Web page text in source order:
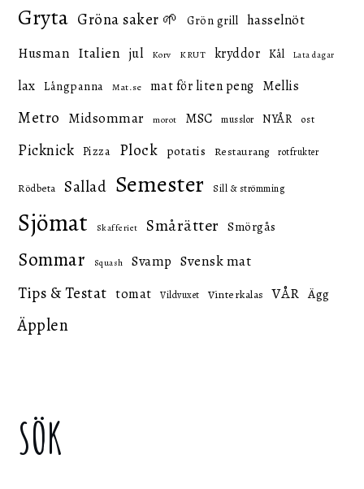
Gryta Gröna saker 🌱 Grön grill hasselnöt
Husman Italien jul Korv KRUT kryddor Kål Lata dagar
lax Långpanna Mat.se mat för liten peng Mellis
Metro Midsommar morot MSC musslor NYÅR ost
Picknick Pizza Plock potatis Restaurang rotfrukter
Rödbeta Sallad Semester Sill & strömming
Sjömat Skafferiet Smårätter Smörgås
Sommar Squash Svamp Svensk mat
Tips & Testat tomat Vildvuxet Vinterkalas VÅR Ägg
Äpplen
SÖK